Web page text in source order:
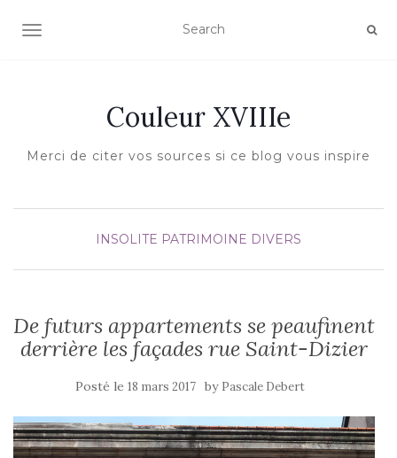
AFFICHER/MASQUER LA NAVIGATION
Couleur XVIIIe
Merci de citer vos sources si ce blog vous inspire
INSOLITE PATRIMOINE DIVERS
De futurs appartements se peaufinent
derrière les façades rue Saint-Dizier
Posté le 18 mars 2017 by Pascale Debert